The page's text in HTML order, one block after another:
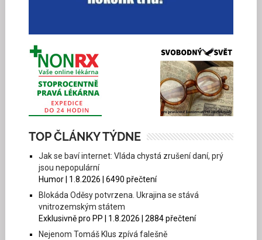
TOP ČLÁNKY TÝDNE
Jak se baví internet: Vláda chystá zrušení daní, prý
jsou nepopulární
Humor | 1.8.2026 | 6490 přečtení
Blokáda Oděsy potvrzena. Ukrajina se stává
vnitrozemským státem
Exklusivně pro PP | 1.8.2026 | 2884 přečtení
Nejenom Tomáš Klus zpívá falešně